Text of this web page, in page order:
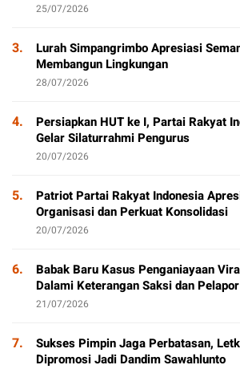
25/07/2026
3.
Lurah Simpangrimbo Apresiasi
Membangun Lingkungan
28/07/2026
4.
Persiapkan HUT ke I, Partai Rakyat
Gelar Silaturrahmi Pengurus
20/07/2026
5.
Patriot Partai Rakyat Indonesia
Organisasi dan Perkuat Konsolidasi
20/07/2026
6.
Babak Baru Kasus Penganiayaan
Dalami Keterangan Saksi dan Pelapor
21/07/2026
7.
Sukses Pimpin Jaga Perbatasan,
Dipromosi Jadi Dandim Sawahlunto